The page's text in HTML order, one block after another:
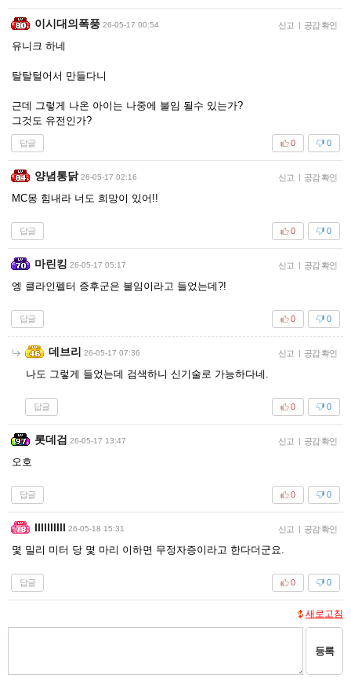
이시대의폭풍 26-05-17 00:54 신고 | 공감 확인
유니크 하네
탈탈털어서 만들다니
근데 그렇게 나온 아이는 나중에 불임 될수 있는가?
그것도 유전인가?
답글 0
0
양념통닭 26-05-17 02:16 신고 | 공감 확인
MC몽 힘내라 너도 희망이 있어!!
답글 0
0
마린킹 26-05-17 05:17 신고 | 공감 확인
엥 클라인펠터 증후군은 불임이라고 들었는데?!
답글 0
0
데브리 26-05-17 07:36 신고 | 공감 확인
나도 그렇게 들었는데 검색하니 신기술로 가능하다네.
답글 0
0
롯데검 26-05-17 13:47 신고 | 공감 확인
오호
답글 0
0
llllllllll 26-05-18 15:31 신고 | 공감 확인
몇 밀리 미터 당 몇 마리 이하면 무정자증이라고 한다더군요.
답글 0
0
새로고침
등록